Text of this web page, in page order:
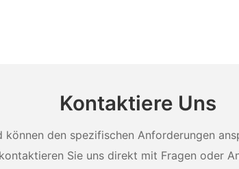
Kontaktiere Uns
den spezifischen Anforderungen
kontaktieren Sie uns direkt mit Fragen oder